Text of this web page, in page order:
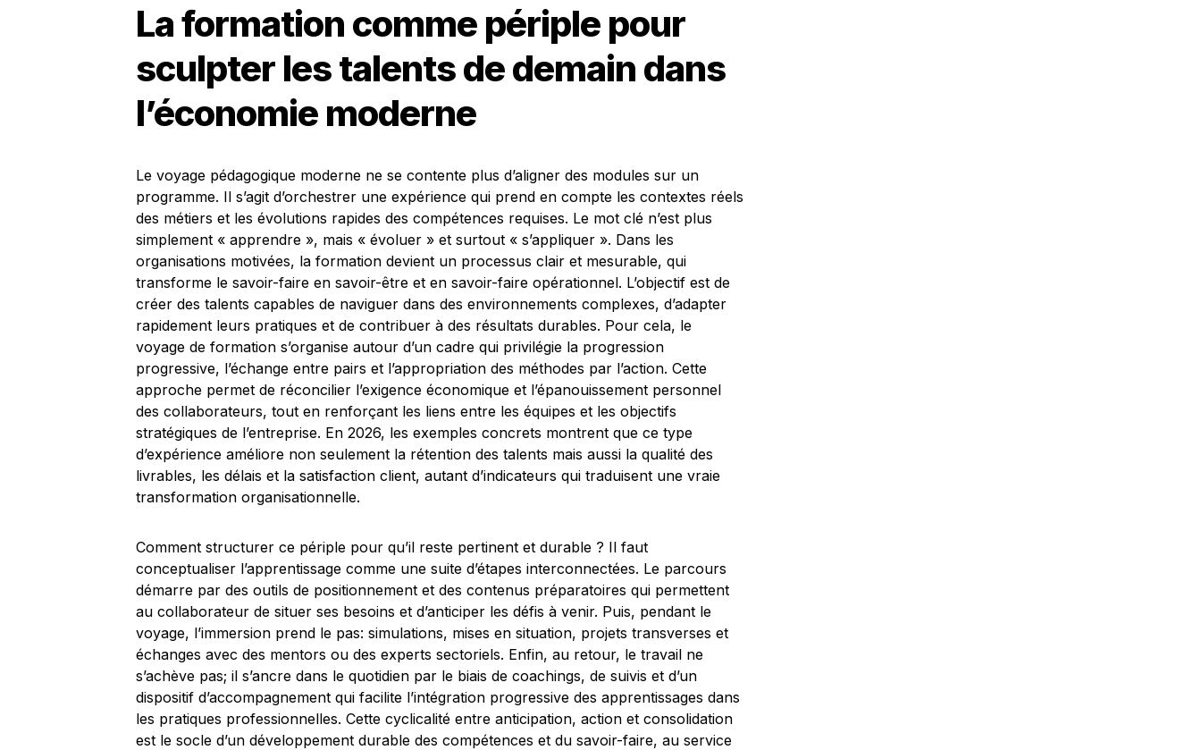
La formation comme périple pour
sculpter les talents de demain dans
l’économie moderne
Le voyage pédagogique moderne ne se contente plus d’aligner des modules sur un
programme. Il s’agit d’orchestrer une expérience qui prend en compte les contextes réels
des métiers et les évolutions rapides des compétences requises. Le mot clé n’est plus
simplement « apprendre », mais « évoluer » et surtout « s’appliquer ». Dans les
organisations motivées, la formation devient un processus clair et mesurable, qui
transforme le savoir-faire en savoir-être et en savoir-faire opérationnel. L’objectif est de
créer des talents capables de naviguer dans des environnements complexes, d’adapter
rapidement leurs pratiques et de contribuer à des résultats durables. Pour cela, le
voyage de formation s’organise autour d’un cadre qui privilégie la progression
progressive, l’échange entre pairs et l’appropriation des méthodes par l’action. Cette
approche permet de réconcilier l’exigence économique et l’épanouissement personnel
des collaborateurs, tout en renforçant les liens entre les équipes et les objectifs
stratégiques de l’entreprise. En 2026, les exemples concrets montrent que ce type
d’expérience améliore non seulement la rétention des talents mais aussi la qualité des
livrables, les délais et la satisfaction client, autant d’indicateurs qui traduisent une vraie
transformation organisationnelle.
Comment structurer ce périple pour qu’il reste pertinent et durable ? Il faut
conceptualiser l’apprentissage comme une suite d’étapes interconnectées. Le parcours
démarre par des outils de positionnement et des contenus préparatoires qui permettent
au collaborateur de situer ses besoins et d’anticiper les défis à venir. Puis, pendant le
voyage, l’immersion prend le pas: simulations, mises en situation, projets transverses et
échanges avec des mentors ou des experts sectoriels. Enfin, au retour, le travail ne
s’achève pas; il s’ancre dans le quotidien par le biais de coachings, de suivis et d’un
dispositif d’accompagnement qui facilite l’intégration progressive des apprentissages dans
les pratiques professionnelles. Cette cyclicalité entre anticipation, action et consolidation
est le socle d’un développement durable des compétences et du savoir-faire, au service